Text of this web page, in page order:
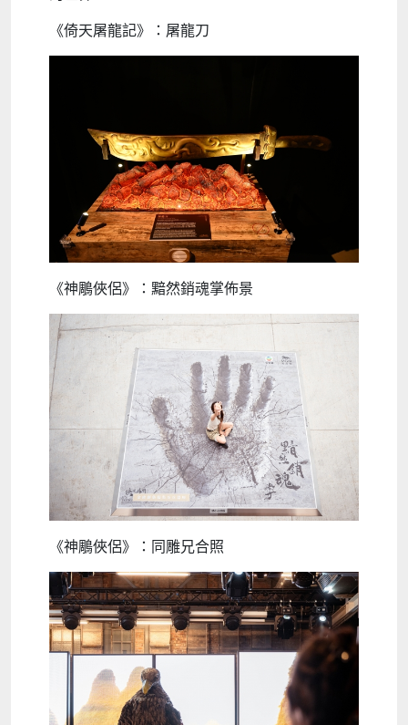
《倚天屠龍記》：屠龍刀
《神鵰俠侶》：黯然銷魂掌佈景
《神鵰俠侶》：同雕兄合照